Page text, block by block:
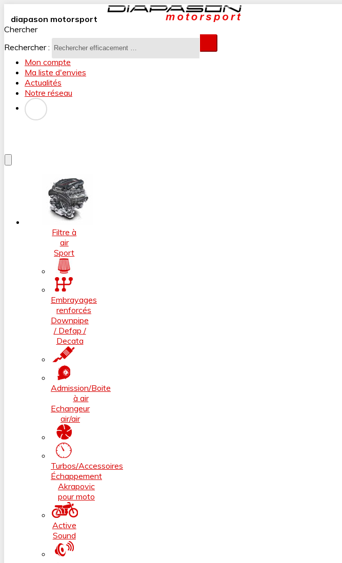
diapason motorsport
Chercher
Rechercher :
Mon compte
Ma liste d'envies
Actualités
Notre réseau
Filtre à
air
Sport
Embrayages
renforcés
Downpipe
/ Defap /
Decata
Admission/Boite
à air
Echangeur
air/air
Turbos/Accessoires
Échappement
Akrapovic
pour moto
Active
Sound